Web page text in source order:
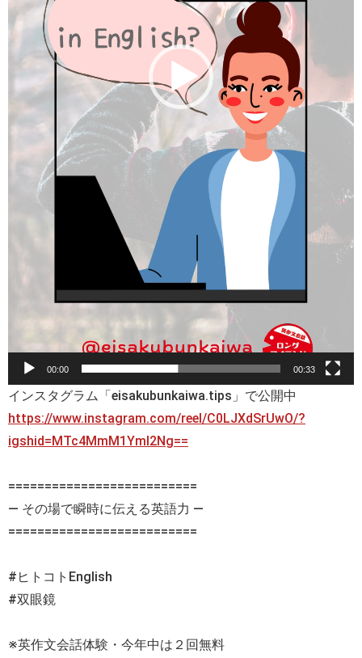
00:00 00:33
インスタグラム「eisakubunkaiwa.tips」で公開中
https://www.instagram.com/reel/C0LJXdSrUwO/?
igshid=MTc4MmM1YmI2Ng==
==========================
— その場で瞬時に伝える英語力 —
==========================
#ヒトコトEnglish
#双眼鏡
※英作文会話体験・今年中は２回無料